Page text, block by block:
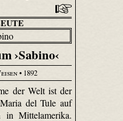
›Sabino‹
• 1892
der Welt ist der
del Tule auf
in Mittelamerika.